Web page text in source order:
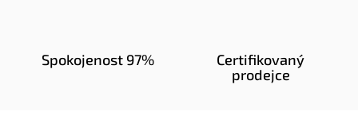
Spokojenost 97%
Certifikovaný
prodejce